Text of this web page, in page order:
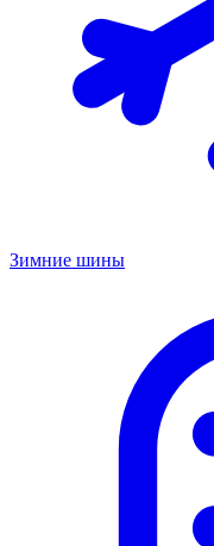
Зимние шины